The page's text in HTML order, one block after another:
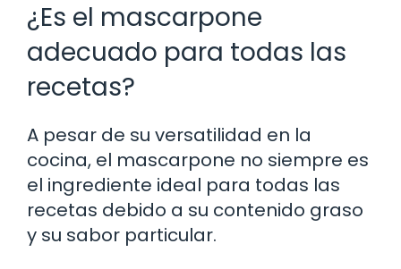
¿Es el mascarpone
adecuado para todas las
recetas?
A pesar de su versatilidad en la
cocina, el mascarpone no siempre es
el ingrediente ideal para todas las
recetas debido a su contenido graso
y su sabor particular.